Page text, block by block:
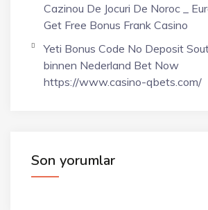
Cazinou De Jocuri De Noroc _
Get Free Bonus Frank Casino
Yeti Bonus Code No Deposit
binnen Nederland Bet Now
https://www.casino-qbets.com/
Son yorumlar